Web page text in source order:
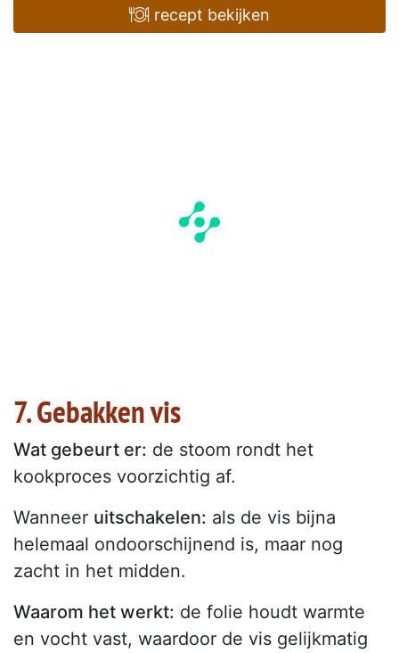
recept bekijken
7. Gebakken vis
Wat gebeurt er: de stoom rondt het
kookproces voorzichtig af.
Wanneer uitschakelen: als de vis bijna
helemaal ondoorschijnend is, maar nog
zacht in het midden.
Waarom het werkt: de folie houdt warmte
en vocht vast, waardoor de vis gelijkmatig